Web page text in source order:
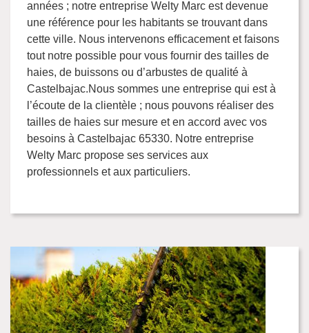
années ; notre entreprise Welty Marc est devenue
une référence pour les habitants se trouvant dans
cette ville. Nous intervenons efficacement et faisons
tout notre possible pour vous fournir des tailles de
haies, de buissons ou d’arbustes de qualité à
Castelbajac.Nous sommes une entreprise qui est à
l’écoute de la clientèle ; nous pouvons réaliser des
tailles de haies sur mesure et en accord avec vos
besoins à Castelbajac 65330. Notre entreprise
Welty Marc propose ses services aux
professionnels et aux particuliers.